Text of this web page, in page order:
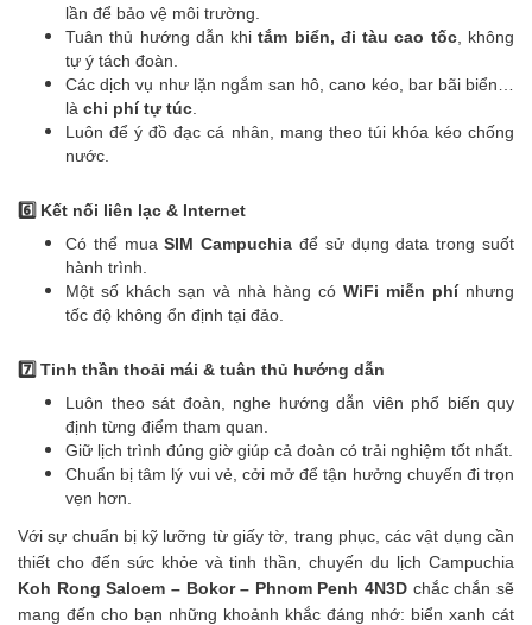
lần để bảo vệ môi trường.
Tuân thủ hướng dẫn khitắm biển, đi tàu cao tốc, không
tự ý tách đoàn.
Các dịch vụ như lặn ngắm san hô, cano kéo, bar bãi biển…
là chi phí tự túc
Luôn để ý đồ đạc cá nhân, mang theo túi khóa kéo chống
nước.
6️⃣ Kết nối liên lạc & Internet
Có thể muaSIM Campuchia để sử dụng data trong suốt
hành trình.
Một số khách sạn và nhà hàng có WiFi miễn phínhưng
tốc độ không ổn định tại đảo.
7️⃣ Tinh thần thoải mái & tuân thủ hướng dẫn
Luôn theo sát đoàn, nghe hướng dẫn viên phổ biến quy
định từng điểm tham quan.
Giữ lịch trình đúng giờ giúp cả đoàn có trải nghiệm tốt nhất.
Chuẩn bị tâm lý vui vẻ, cởi mở để tận hưởng chuyến đi trọn
vẹn hơn.
Với sự chuẩn bị kỹ lưỡng từ giấy tờ, trang phục, các vật dụng cần
thiết cho đến sức khỏe và tinh thần, chuyến du lịch Campuchia
Koh Rong Saloem – Bokor – Phnom Penh 4N3D chắc chắn sẽ
mang đến cho bạn những khoảnh khắc đáng nhớ: biển xanh cát